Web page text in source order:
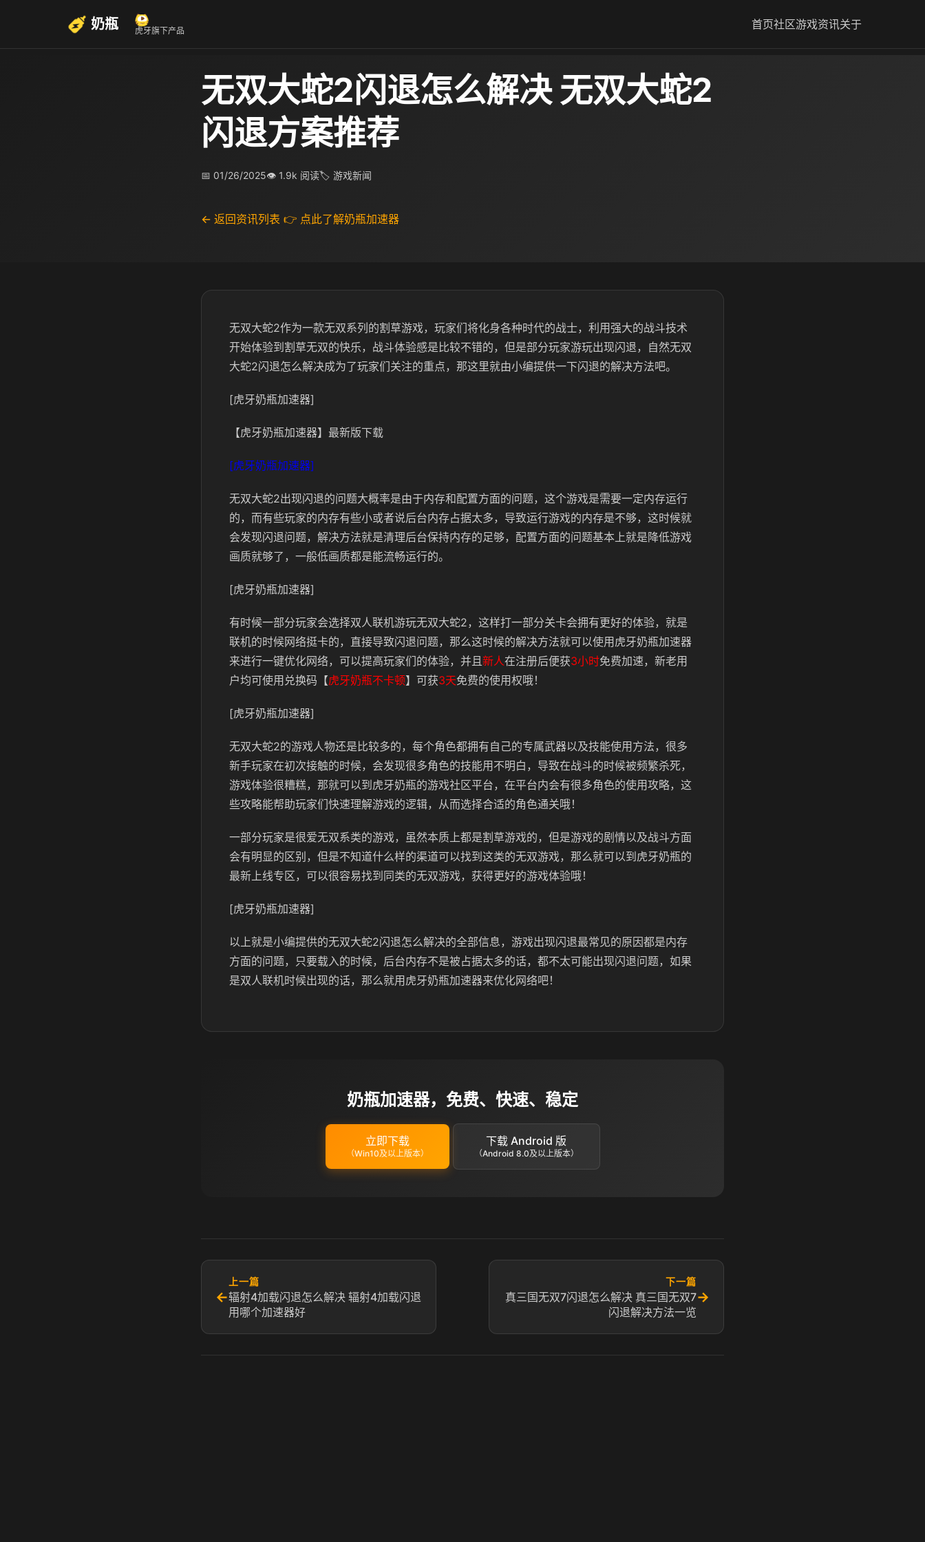
奶瓶 虎牙旗下产品 首页社区游戏资讯关于
无双大蛇2闪退怎么解决 无双大蛇2
闪退方案推荐
📅 01/26/2025👁 1.9k 阅读🏷 游戏新闻
← 返回资讯列表 👉 点此了解奶瓶加速器
无双大蛇2作为一款无双系列的割草游戏，玩家们将化身各种时代的战士，利用强大的战斗技术
开始体验到割草无双的快乐，战斗体验感是比较不错的，但是部分玩家游玩出现闪退，自然无双
大蛇2闪退怎么解决成为了玩家们关注的重点，那这里就由小编提供一下闪退的解决方法吧。
[虎牙奶瓶加速器]
【虎牙奶瓶加速器】最新版下载
[虎牙奶瓶加速器]
无双大蛇2出现闪退的问题大概率是由于内存和配置方面的问题，这个游戏是需要一定内存运行
的，而有些玩家的内存有些小或者说后台内存占据太多，导致运行游戏的内存是不够，这时候就
会发现闪退问题，解决方法就是清理后台保持内存的足够，配置方面的问题基本上就是降低游戏
画质就够了，一般低画质都是能流畅运行的。
[虎牙奶瓶加速器]
有时候一部分玩家会选择双人联机游玩无双大蛇2，这样打一部分关卡会拥有更好的体验，就是
联机的时候网络挺卡的，直接导致闪退问题，那么这时候的解决方法就可以使用虎牙奶瓶加速器
来进行一键优化网络，可以提高玩家们的体验， 并且新人在注册后便获3小时免费加速，新老用
户均可使用兑换码【虎牙奶瓶不卡顿】可获3天免费的使用权哦！
[虎牙奶瓶加速器]
无双大蛇2的游戏人物还是比较多的，每个角色都拥有自己的专属武器以及技能使用方法，很多
新手玩家在初次接触的时候，会发现很多角色的技能用不明白，导致在战斗的时候被频繁杀死，
游戏体验很糟糕，那就可以到虎牙奶瓶的游戏社区平台，在平台内会有很多角色的使用攻略，这
些攻略能帮助玩家们快速理解游戏的逻辑，从而选择合适的角色通关哦！
一部分玩家是很爱无双系类的游戏，虽然本质上都是割草游戏的，但是游戏的剧情以及战斗方面
会有明显的区别，但是不知道什么样的渠道可以找到这类的无双游戏，那么就可以到虎牙奶瓶的
最新上线专区，可以很容易找到同类的无双游戏，获得更好的游戏体验哦！
[虎牙奶瓶加速器]
以上就是小编提供的无双大蛇2闪退怎么解决的全部信息，游戏出现闪退最常见的原因都是内存
方面的问题，只要载入的时候，后台内存不是被占据太多的话，都不太可能出现闪退问题，如果
是双人联机时候出现的话，那么就用虎牙奶瓶加速器来优化网络吧！
奶瓶加速器，免费、快速、稳定
立即下载
（Win10及以上版本）
下载 Android 版
（Android 8.0及以上版本）
←
上一篇
辐射4加载闪退怎么解决 辐射4加载闪退
用哪个加速器好
下一篇
真三国无双7闪退怎么解决 真三国无双7
闪退解决方法一览
→